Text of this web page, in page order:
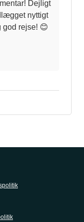
Dejligt
nyttigt
god rejse! 😊